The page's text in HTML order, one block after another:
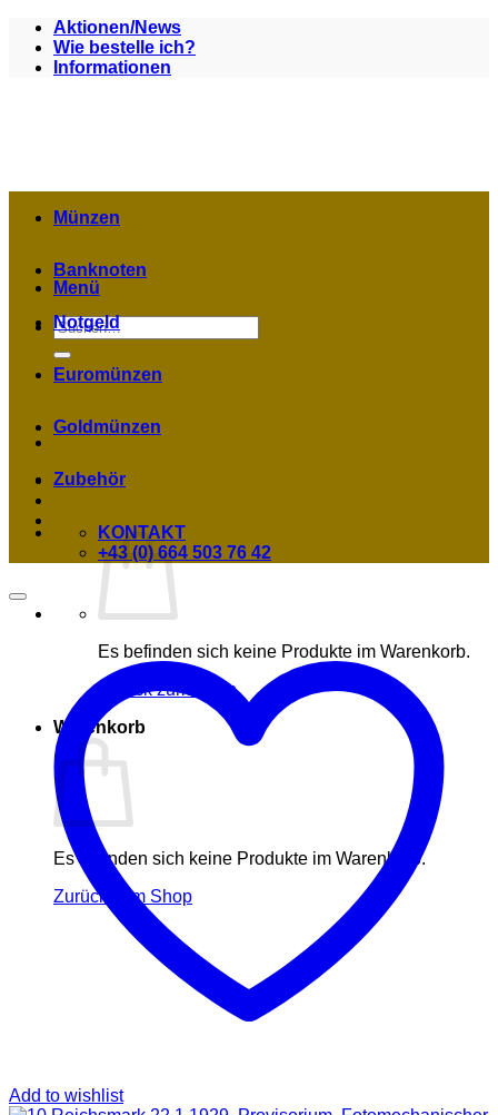
Zum
Inhalt
springen
Aktionen/News
Wie bestelle ich?
Informationen
Menü
Suchen
nach:
Es befinden sich keine Produkte im Warenkorb.
Zurück zum Shop
Warenkorb
Es befinden sich keine Produkte im Warenkorb.
Zurück zum Shop
Münzen
Banknoten
Notgeld
Euromünzen
Goldmünzen
Zubehör
KONTAKT
+43 (0) 664 503 76 42
Add to wishlist